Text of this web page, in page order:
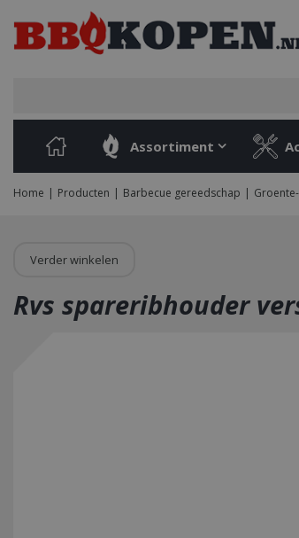
naar
content
Home Producten Barbecue gereedschap
Assortiment
Verder winkelen
Rvs spareribhouder